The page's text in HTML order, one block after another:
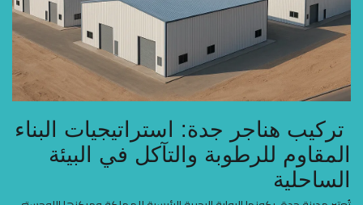
تركيب هناجر جدة: استراتيجيات البناء
المقاوم للرطوبة والتآكل في البيئة
الساحلية